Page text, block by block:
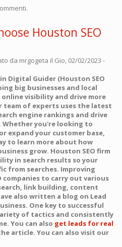
Houston SEO
da mrgogeta il Gio, 02/02/2023 -
Digital Guider (Houston SEO
big businesses and local
visibility and drive more
of experts uses the latest
engine rankings and drive
you're looking to
expand your customer base,
to learn more about how
grow. Houston SEO firm
in search results so your
from searches. Improving
companies to carry out various
link building, content
also written a blog on Lead
One key to successful
of tactics and consistently
You can also get leads for real
article. You can also visit our